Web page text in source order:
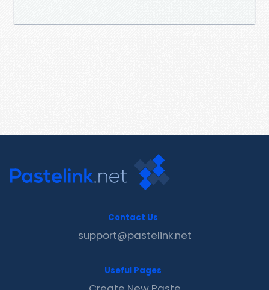
Contact Us
support@pastelink.net
Useful Pages